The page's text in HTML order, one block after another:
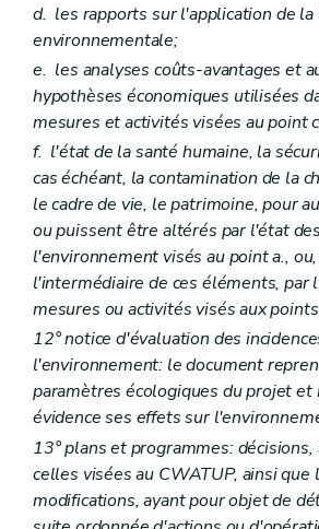
Art. R 9
Art. R 10
Art. R 12
Art. R 13
Art. R 14
Art. R 15
Art. R 16
Partie III Information et sensibilisation en
Titre premier Accès à l'information
Chapitre premier Modèle
Art. R 17
Chapitre II (Commission de
Art. R 18
Art. R 19
Art. R 20
Art. R 21
Art. R 22
Art. R 23
Art. R 24
Art. R 25
Art. R 26
Art. R 27
Art. R 28
Art. R 29
d. les rapports sur l'application de
environnementale;
e. les analyses coûts-avantages et
hypothèses économiques utilisées
mesures et activités visées au point
f. l'état de la santé humaine, la
cas échéant, la contamination de la
le cadre de vie, le patrimoine, pour
ou puissent être altérés par l'état
l'environnement visés au point a.,
l'intermédiaire de ces éléments, par
mesures ou activités visés aux
12° notice d'évaluation des
l'environnement: le document
paramètres écologiques du projet et
évidence ses effets sur
13° plans et programmes:
celles visées au CWATUP, ainsi que
modifications, ayant pour objet de